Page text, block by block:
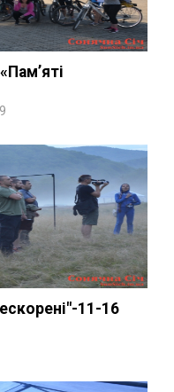
11-16